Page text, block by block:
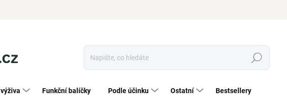
Hledat
Funkční balíčky Podle účinku Ostatní Bestsellery